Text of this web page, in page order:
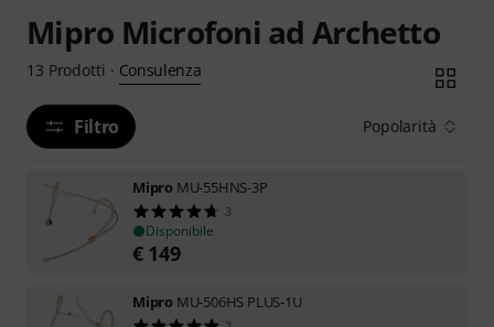
Mipro Microfoni ad Archetto
13 Prodotti · Consulenza
Filtro Popolarità
Mipro MU-55HNS-3P
3
Disponibile
€ 149
Mipro MU-506HS PLUS-1U